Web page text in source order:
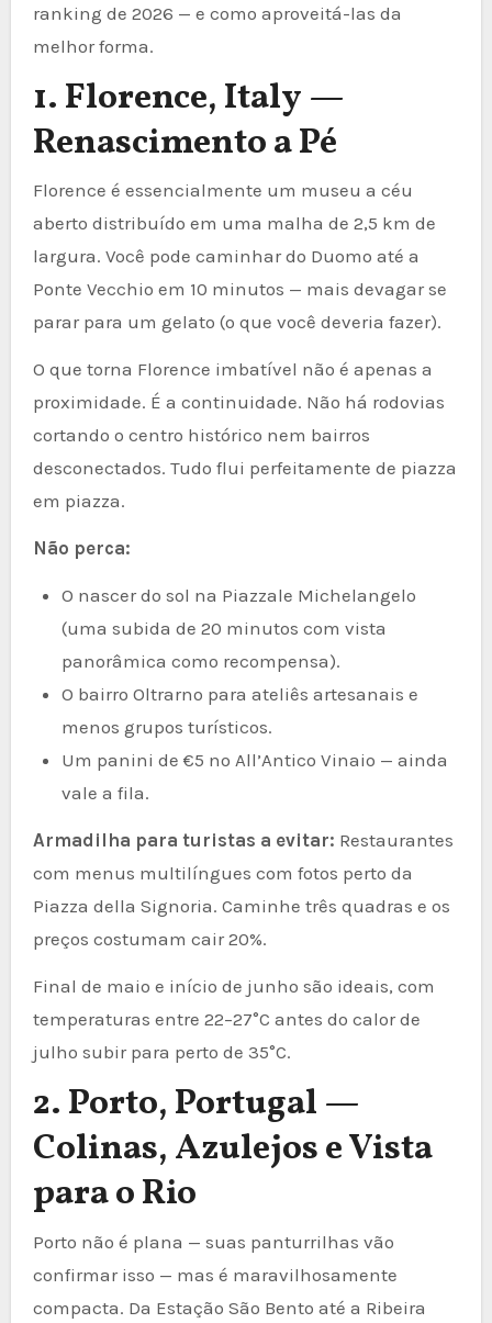
ranking de 2026 — e como aproveitá-las da
melhor forma.
1. Florence, Italy —
Renascimento a Pé
Florence é essencialmente um museu a céu
aberto distribuído em uma malha de 2,5 km de
largura. Você pode caminhar do Duomo até a
Ponte Vecchio em 10 minutos — mais devagar se
parar para um gelato (o que você deveria fazer).
O que torna Florence imbatível não é apenas a
proximidade. É a continuidade. Não há rodovias
cortando o centro histórico nem bairros
desconectados. Tudo flui perfeitamente de piazza
em piazza.
Não perca:
O nascer do sol na Piazzale Michelangelo
(uma subida de 20 minutos com vista
panorâmica como recompensa).
O bairro Oltrarno para ateliês artesanais e
menos grupos turísticos.
Um panini de €5 no All’Antico Vinaio — ainda
vale a fila.
Armadilha para turistas a evitar: Restaurantes
com menus multilíngues com fotos perto da
Piazza della Signoria. Caminhe três quadras e os
preços costumam cair 20%.
Final de maio e início de junho são ideais, com
temperaturas entre 22–27°C antes do calor de
julho subir para perto de 35°C.
2. Porto, Portugal —
Colinas, Azulejos e Vista
para o Rio
Porto não é plana — suas panturrilhas vão
confirmar isso — mas é maravilhosamente
compacta. Da Estação São Bento até a Ribeira